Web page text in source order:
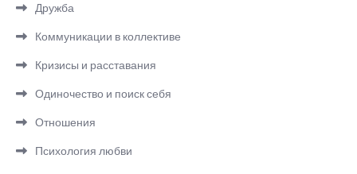
Дружба
Коммуникации в коллективе
Кризисы и расставания
Одиночество и поиск себя
Отношения
Психология любви